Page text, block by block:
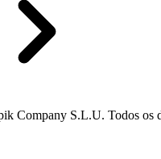
Company S.L.U. Todos os